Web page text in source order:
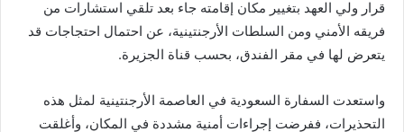
قرار ولي العهد بتغيير مكان إقامته جاء بعد تلقي استشارات من
فريقه الأمني ومن السلطات الأرجنتينية، عن احتمال احتجاجات قد
يتعرض لها في مقر الفندق، بحسب قناة الجزيرة.
واستعدت السفارة السعودية في العاصمة الأرجنتينية لمثل هذه
التحذيرات، ففرضت إجراءات أمنية مشددة في المكان، وأغلقت